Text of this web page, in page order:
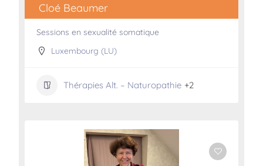
Cloé Beaumer
Sessions en sexualité somatique
Luxembourg (LU)
Thérapies Alt. – Naturopathie +2